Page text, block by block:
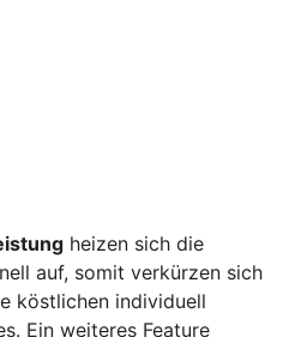
heizen sich die
auf, somit verkürzen sich
köstlichen individuell
Ein weiteres Feature